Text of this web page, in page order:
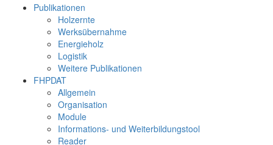
Publikationen
Holzernte
Werksübernahme
Energieholz
Logistik
Weitere Publikationen
FHPDAT
Allgemein
Organisation
Module
Informations- und Weiterbildungstool
Reader